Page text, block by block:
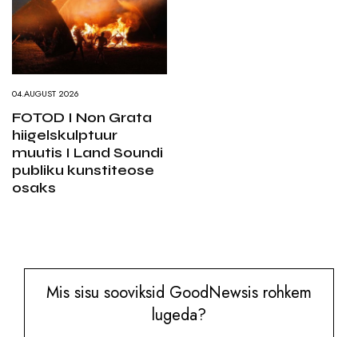
04.AUGUST 2026
FOTOD I Non Grata
hiigelskulptuur
muutis I Land Soundi
publiku kunstiteose
osaks
Mis sisu sooviksid GoodNewsis rohkem
lugeda?